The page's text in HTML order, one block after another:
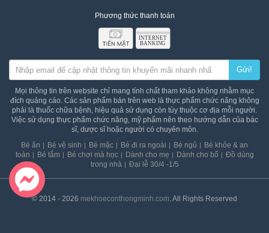
Phương thức thanh toán
Gửi!
Mọi thông tin trên website chỉ mang tính chất tham khảo không nhằm mục
đích quảng cáo. Các sản phẩm bán trên web là thực phẩm chức năng không
phải là thuốc chữa bệnh, hiệu quả sử dụng còn tùy thuộc cơ địa mỗi người.
Việc sử dụng thực phẩm chức năng, mỹ phẩm nên theo hướng dẫn của bác
sĩ, dược sĩ hoặc người có chuyên môn.
Bé ăn
Bé vệ sinh Bé mặc Bé đi ra ngoài Bé ngủ
Bé khỏe & an
toàn
Bé tắm Bé chơi mà học Dành cho mẹ Dành cho bố
Đồ dùng
trong nhà
Đại lễ 30/4 -1/5
© 2014 - 2026 mekhoeconthongminh.com. All Rights Reserved